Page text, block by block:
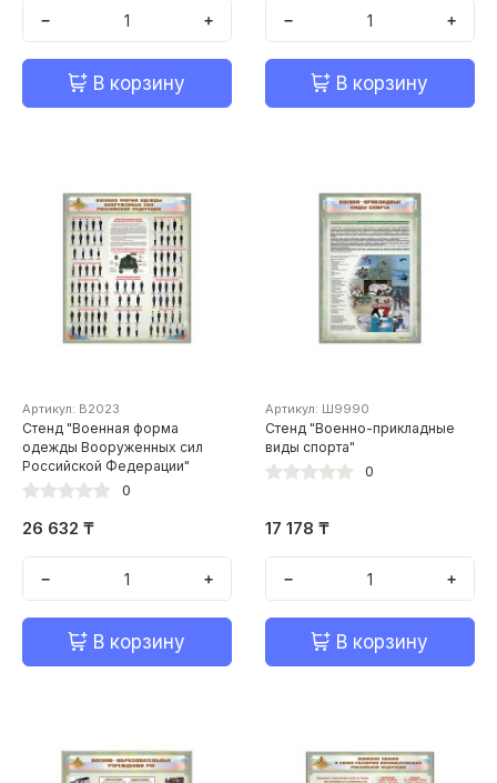
− +
В корзину
− +
В корзину
Артикул: В2023
Стенд "Военная форма
одежды Вооруженных сил
Российской Федерации"
0
26 632 ₸
− +
В корзину
Артикул: Ш9990
Стенд "Военно-прикладные
виды спорта"
0
17 178 ₸
− +
В корзину